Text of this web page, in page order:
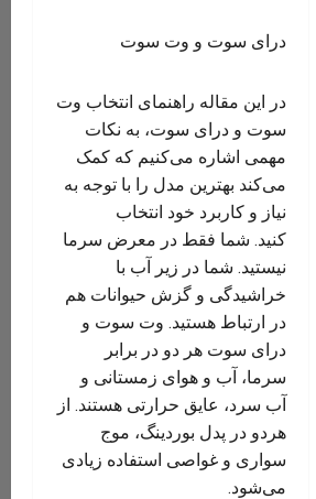
درای سوت و وت سوت
در این مقاله راهنمای انتخاب وت
سوت و درای سوت، به نکات
مهمی اشاره می‌کنیم که کمک
می‌کند بهترین مدل را با توجه به
نیاز و کاربرد خود انتخاب
کنید. شما فقط در معرض سرما
نیستید. شما در زیر آب با
خراشیدگی و گزش حیوانات هم
در ارتباط هستید. وت سوت و
درای سوت هر دو در برابر
سرما، آب و هوای زمستانی و
آب سرد، عایق حرارتی هستند. از
هردو در پدل بوردینگ، موج
سواری و غواصی استفاده زیادی
می‌شود.